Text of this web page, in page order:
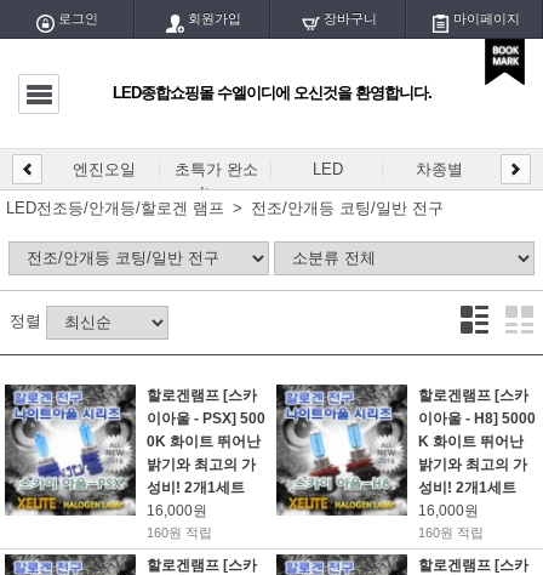
마이페이지
엔진오일
LED
차종별
DIY용 PCB
DIY용 블럭/홀더
DIY용품/공구
로그인 회원가입 장바구니 마이페이지
LED종합쇼핑몰 수엘이디에 오신것을 환영합니다.
엔진오일
초특가 완소
Item
LED 차종별 DIY
LED
개등/
LED전조등/안개등/할로겐 램프 전조/안개등 코팅/일반 전구
정렬
할로겐램프 [스카
이아울 - PSX] 500
0K 화이트 뛰어난
밝기와 최고의 가
성비! 2개1세트
16,000원
160원 적립
할로겐램프 [스카
이아울 - H8] 5000
K 화이트 뛰어난
밝기와 최고의 가
성비! 2개1세트
16,000원
160원 적립
할로겐램프 [스카
할로겐램프 [스카